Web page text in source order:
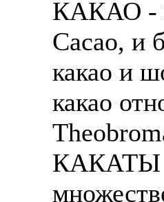
КАКАО -
Сасао, и
какао и
какао
КАКАТЫ -